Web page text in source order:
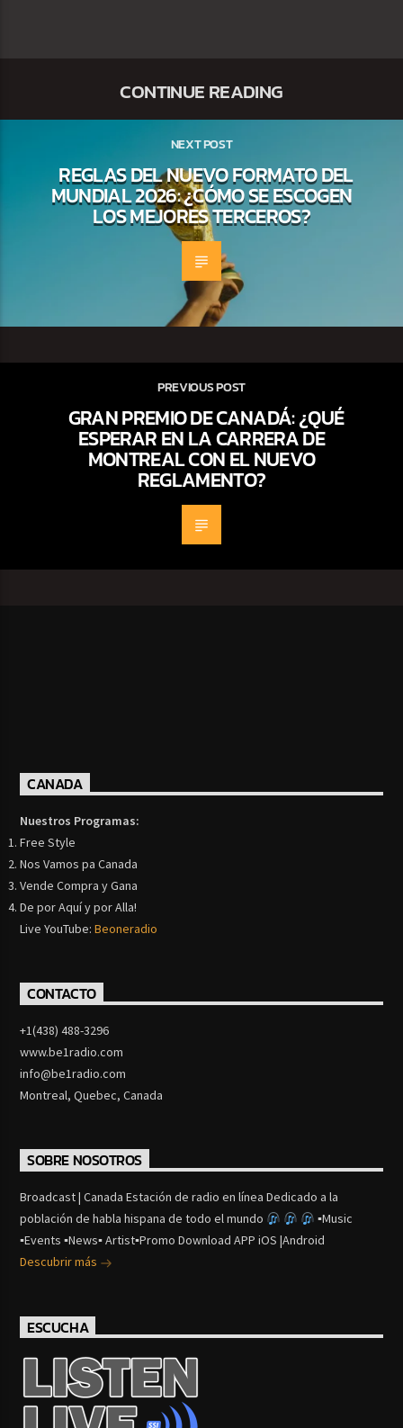
CONTINUE READING
NEXT POST
REGLAS DEL NUEVO FORMATO DEL
MUNDIAL 2026: ¿CÓMO SE ESCOGEN
LOS MEJORES TERCEROS?
PREVIOUS POST
GRAN PREMIO DE CANADÁ: ¿QUÉ
ESPERAR EN LA CARRERA DE
MONTREAL CON EL NUEVO
REGLAMENTO?
CANADA
Nuestros Programas:
Free Style
Nos Vamos pa Canada
Vende Compra y Gana
De por Aquí y por Alla!
Live YouTube:Beoneradio
CONTACTO
+1(438) 488-3296
www.be1radio.com
info@be1radio.com
Montreal, Quebec, Canada
SOBRE NOSOTROS
Broadcast | Canada Estación de radio en línea Dedicado a la
población de habla hispana de todo el mundo
▪Music
▪Events ▪News▪ Artist▪Promo Download APP iOS |Android
Descubrir más
ESCUCHA